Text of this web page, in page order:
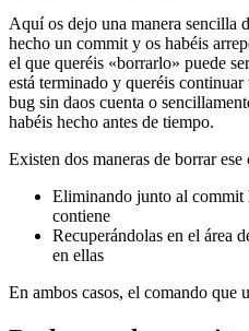
Aquí os dejo una manera sencilla
hecho un commit y os habéis
el que queréis «borrarlo» puede
está terminado y queréis
bug sin daos cuenta o
habéis hecho antes de tiempo.
Existen dos maneras de borrar ese
Eliminando junto al commit
contiene
Recuperándolas en el área
en ellas
En ambos casos, el comando que